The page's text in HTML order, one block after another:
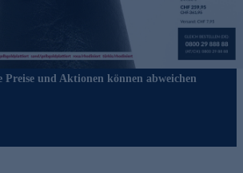
Preise und Aktionen können abweichen